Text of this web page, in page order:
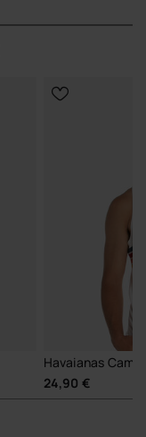
Havaianas
24,90 €